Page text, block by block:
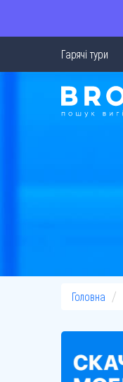
Гарячі тури
Головна